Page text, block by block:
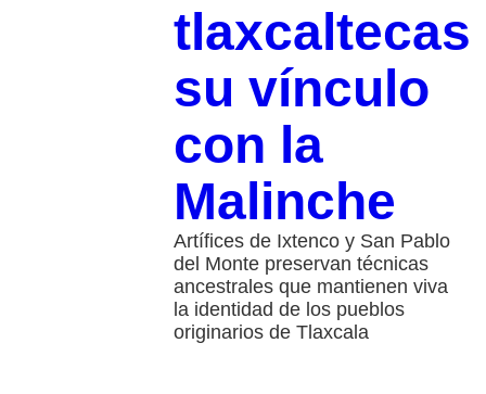
tlaxcaltecas
su vínculo
con la
Malinche
Artífices de Ixtenco y San Pablo
del Monte preservan técnicas
ancestrales que mantienen viva
la identidad de los pueblos
originarios de Tlaxcala